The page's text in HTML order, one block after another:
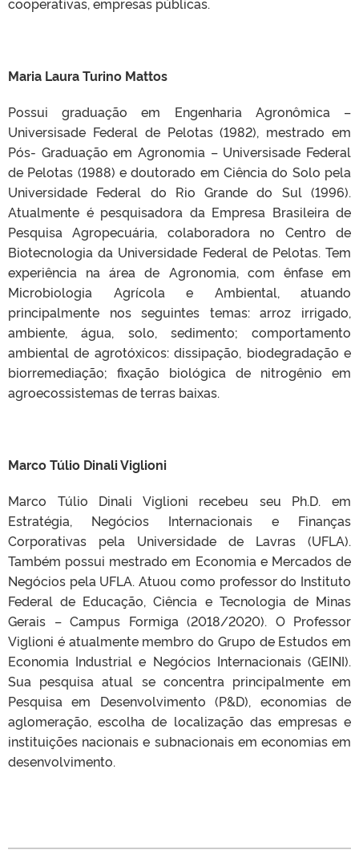
Maria Laura Turino Mattos
Possui graduação em Engenharia Agronômica –
Universisade Federal de Pelotas (1982), mestrado em
Pós- Graduação em Agronomia – Universisade Federal
de Pelotas (1988) e doutorado em Ciência do Solo pela
Universidade Federal do Rio Grande do Sul (1996).
Atualmente é pesquisadora da Empresa Brasileira de
Pesquisa Agropecuária, colaboradora no Centro de
Biotecnologia da Universidade Federal de Pelotas. Tem
experiência na área de Agronomia, com ênfase em
Microbiologia Agrícola e Ambiental, atuando
principalmente nos seguintes temas: arroz irrigado,
ambiente, água, solo, sedimento; comportamento
ambiental de agrotóxicos: dissipação, biodegradação e
biorremediação; fixação biológica de nitrogênio em
agroecossistemas de terras baixas.
Marco Túlio Dinali Viglioni
Marco Túlio Dinali Viglioni recebeu seu Ph.D. em
Estratégia, Negócios Internacionais e Finanças
Corporativas pela Universidade de Lavras (UFLA).
Também possui mestrado em Economia e Mercados de
Negócios pela UFLA. Atuou como professor do Instituto
Federal de Educação, Ciência e Tecnologia de Minas
Gerais – Campus Formiga (2018/2020). O Professor
Viglioni é atualmente membro do Grupo de Estudos em
Economia Industrial e Negócios Internacionais (GEINI).
Sua pesquisa atual se concentra principalmente em
Pesquisa em Desenvolvimento (P&D), economias de
aglomeração, escolha de localização das empresas e
instituições nacionais e subnacionais em economias em
desenvolvimento.